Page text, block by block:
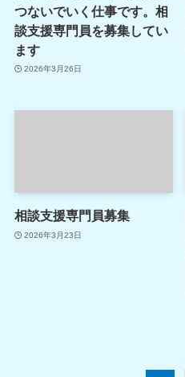
つないでいく仕事です。相
談支援専門員を募集してい
ます
2026年3月26日
相談支援専門員募集
2026年3月23日